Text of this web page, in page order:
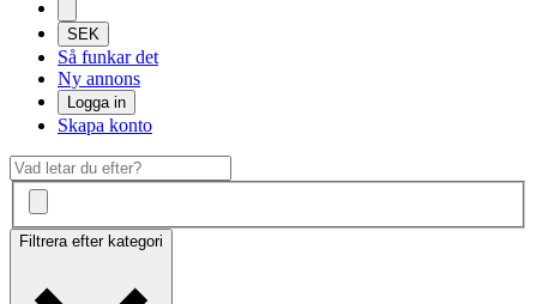
SEK
Så funkar det
Ny annons
Logga in
Skapa konto
Filtrera efter kategori